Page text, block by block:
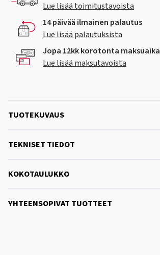
Lue lisää toimitustavoista
14 päivää ilmainen palautus
Lue lisää palautuksista
Jopa 12kk korotonta
Lue lisää maksutavoista
TUOTEKUVAUS
TEKNISET TIEDOT
KOKOTAULUKKO
YHTEENSOPIVAT TUOTTEET